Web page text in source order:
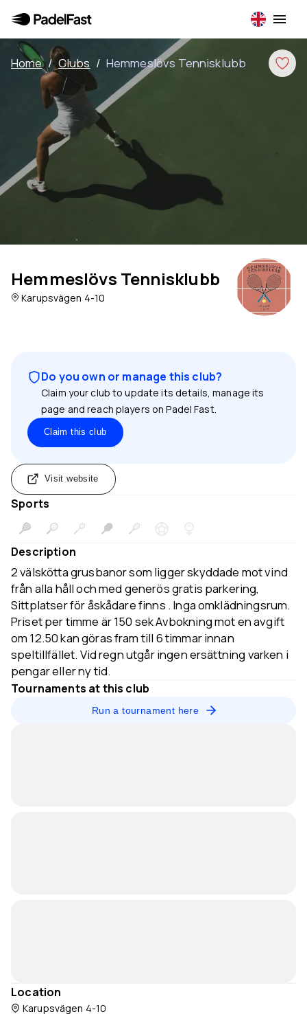
Home / Clubs / Hemmeslövs Tennisklubb
Hemmeslövs Tennisklubb
Karupsvägen 4-10
Do you own or manage this club?
Claim your club to update its details, manage its
page and reach players on Padel Fast.
Claim this club
Visit website
Sports
Description
2 välskötta grusbanor som ligger skyddade mot vind
från alla håll och med generös gratis parkering,
Sittplatser för åskådare finns . Inga omklädningsrum.
Priset per timme är 150 sek Avbokning mot en avgift
om 12.50 kan göras fram till 6 timmar innan
speltillfället. Vid regn utgår ingen ersättning varken i
pengar eller ny tid.
Tournaments at this club
Run a tournament here
Location
Karupsvägen 4-10